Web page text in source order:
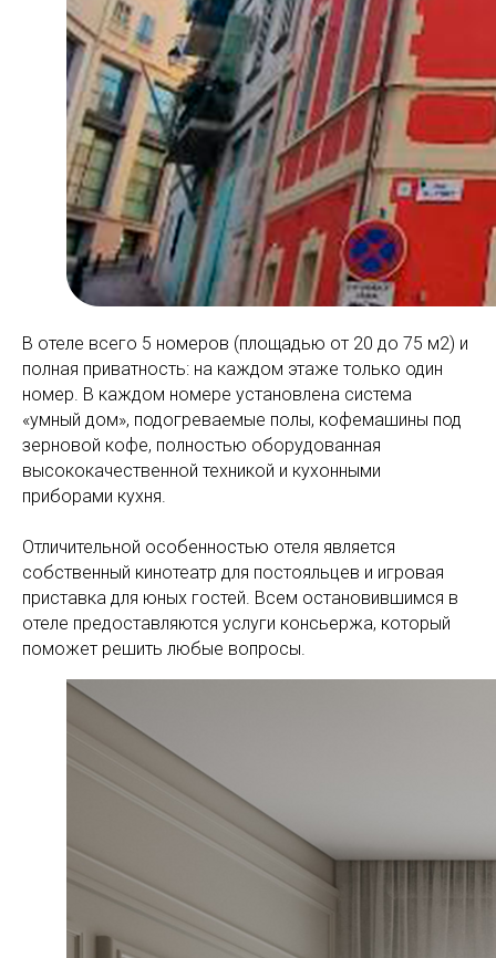
В отеле всего 5 номеров (площадью от 20 до 75 м2) и
полная приватность: на каждом этаже только один
номер. В каждом номере установлена система
«умный дом», подогреваемые полы, кофемашины под
зерновой кофе, полностью оборудованная
высококачественной техникой и кухонными
приборами кухня.
Отличительной особенностью отеля является
собственный кинотеатр для постояльцев и игровая
приставка для юных гостей. Всем остановившимся в
отеле предоставляются услуги консьержа, который
поможет решить любые вопросы.